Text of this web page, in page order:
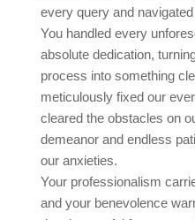
every query and
You handled every
absolute dedication,
process into something
meticulously fixed our
cleared the obstacles on
demeanor and endless
our anxieties.
Your professionalism
and your benevolence